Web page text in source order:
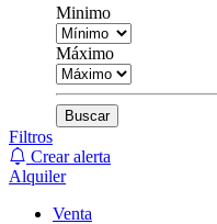
Minimo
Máximo
Buscar
Filtros
Crear alerta
Alquiler
Venta